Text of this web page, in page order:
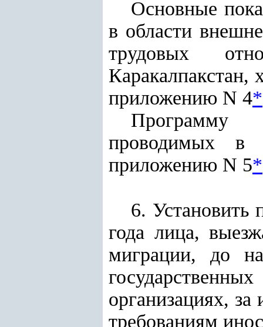
Основные
в области
трудовых
Каракалпакстан,
приложению N 4*
Программу
проводимых в
приложению N 5*
6. Установить
года лица,
миграции, до
организациях,
требованиям